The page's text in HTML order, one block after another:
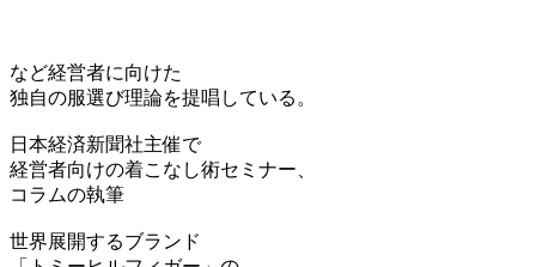
など経営者に向けた
独自の服選び理論を提唱している。
日本経済新聞社主催で
経営者向けの着こなし術セミナー、
コラムの執筆
世界展開するブランド